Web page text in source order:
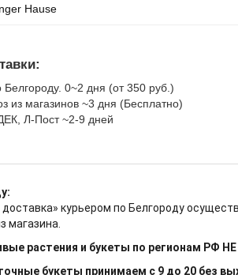
Hause
Белгороду. 0~2 дня (от 350 руб.)
из магазинов ~3 дня (Бесплатно)
Л-Пост ~2-9 дней
доставка» курьером по Белгороду
магазина.
растения и букеты по регионам РФ
букеты принимаем с 9 до 20 без